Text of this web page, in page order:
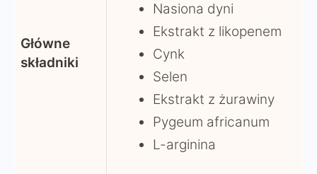
Główne
składniki
Nasiona dyni
Ekstrakt z likopenem
Cynk
Selen
Ekstrakt z żurawiny
Pygeum africanum
L-arginina